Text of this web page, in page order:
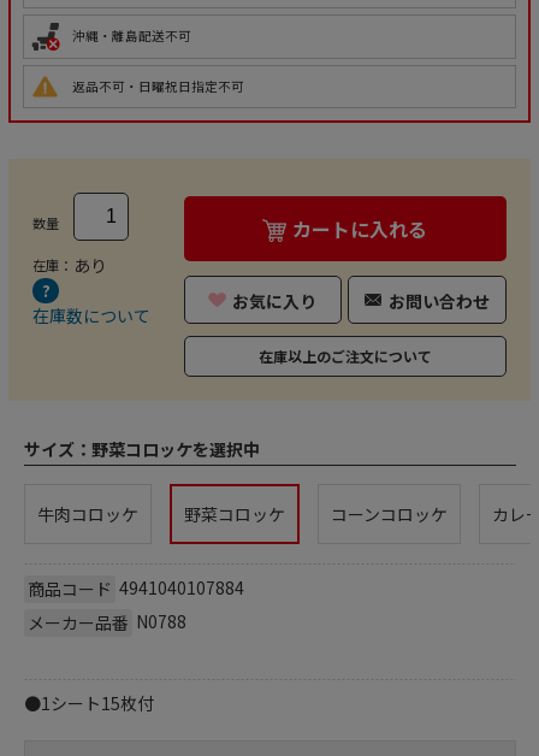
沖縄・離島配送不可
返品不可・日曜祝日指定不可
数量
在庫： あり
在庫数について
カートに入れる
お気に入り お問い合わせ
在庫以上のご注文について
サイズ： 野菜コロッケを選択中
牛肉コロッケ 野菜コロッケ コーンコロッケ カレ
商品コード 4941040107884
メーカー品番 N0788
●1シート15枚付